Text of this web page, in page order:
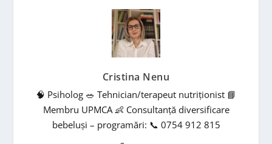
Cristina Nenu
🧠 Psiholog 🥗 Tehnician/terapeut nutriționist 📘
Membru UPMCA 👶 Consultanță diversificare
bebeluși – programări: 📞 0754 912 815